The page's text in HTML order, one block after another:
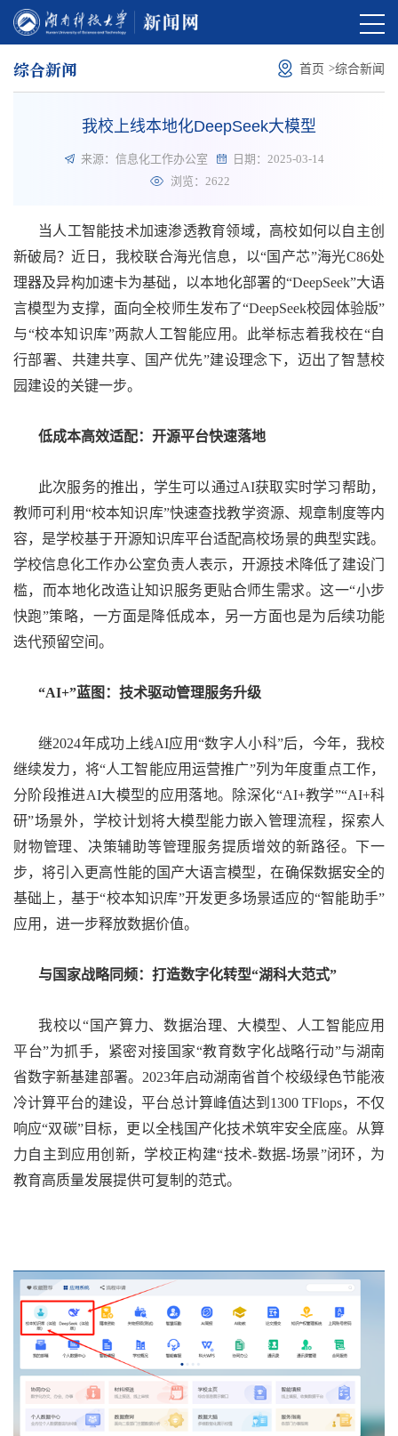
综合新闻 首页 >综合新闻
我校上线本地化DeepSeek大模型
来源：信息化工作办公室
日期：2025-03-14
浏览： 2622
当人工智能技术加速渗透教育领域，高校如何以自主创
新破局？近日，我校联合海光信息，以“国产芯”海光C86处
理器及异构加速卡为基础，以本地化部署的“DeepSeek”大语
言模型为支撑，面向全校师生发布了“DeepSeek校园体验版”
与“校本知识库”两款人工智能应用。此举标志着我校在“自
行部署、共建共享、国产优先”建设理念下，迈出了智慧校
园建设的关键一步。
低成本高效适配：开源平台快速落地
此次服务的推出，学生可以通过AI获取实时学习帮助，
教师可利用“校本知识库”快速查找教学资源、规章制度等内
容，是学校基于开源知识库平台适配高校场景的典型实践。
学校信息化工作办公室负责人表示，开源技术降低了建设门
槛，而本地化改造让知识服务更贴合师生需求。这一“小步
快跑”策略，一方面是降低成本，另一方面也是为后续功能
迭代预留空间。
“AI+”蓝图：技术驱动管理服务升级
继2024年成功上线AI应用“数字人小科”后，今年，我校
继续发力，将“人工智能应用运营推广”列为年度重点工作，
分阶段推进AI大模型的应用落地。除深化“AI+教学”“AI+科
研”场景外，学校计划将大模型能力嵌入管理流程，探索人
财物管理、决策辅助等管理服务提质增效的新路径。下一
步，将引入更高性能的国产大语言模型，在确保数据安全的
基础上，基于“校本知识库”开发更多场景适应的“智能助手”
应用，进一步释放数据价值。
与国家战略同频：打造数字化转型“湖科大范式”
我校以“国产算力、数据治理、大模型、人工智能应用
平台”为抓手，紧密对接国家“教育数字化战略行动”与湖南
省数字新基建部署。 2023年启动湖南省首个校级绿色节能液
冷计算平台的建设，平台总计算峰值达到1300 TFlops， 不仅
响应“双碳”目标，更以全栈国产化技术筑牢安全底座。从算
力自主到应用创新，学校正构建“技术-数据-场景”闭环，为
教育高质量发展提供可复制的范式。